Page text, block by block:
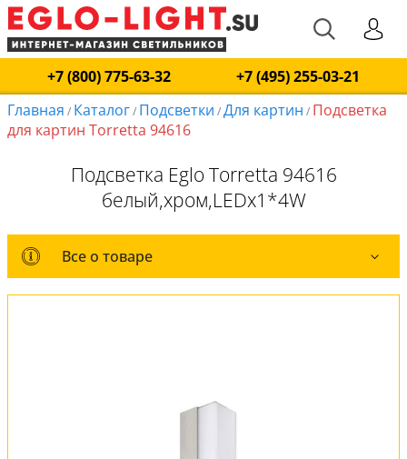
+7 (800) 775-63-32
+7 (495) 255-03-21
Главная / Каталог/ Подсветки /Для картин / Подсветка
для картин Torretta 94616
Подсветка Eglo Torretta 94616
белый,хром,LEDx1*4W
Все о товаре
Все о товаре